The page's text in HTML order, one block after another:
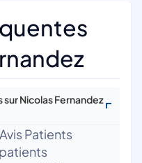
Nicolas Fernandez
Patients